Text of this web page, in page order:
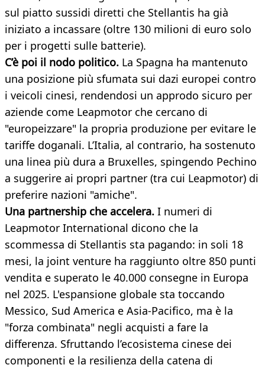
sul piatto sussidi diretti che Stellantis ha già
iniziato a incassare (oltre 130 milioni di euro solo
per i progetti sulle batterie).
C’è poi il nodo politico. La Spagna ha mantenuto
una posizione più sfumata sui dazi europei contro
i veicoli cinesi, rendendosi un approdo sicuro per
aziende come Leapmotor che cercano di
"europeizzare" la propria produzione per evitare le
tariffe doganali. L’Italia, al contrario, ha sostenuto
una linea più dura a Bruxelles, spingendo Pechino
a suggerire ai propri partner (tra cui Leapmotor) di
preferire nazioni "amiche".
Una partnership che accelera. I numeri di
Leapmotor International dicono che la
scommessa di Stellantis sta pagando: in soli 18
mesi, la joint venture ha raggiunto oltre 850 punti
vendita e superato le 40.000 consegne in Europa
nel 2025. L'espansione globale sta toccando
Messico, Sud America e Asia-Pacifico, ma è la
"forza combinata" negli acquisti a fare la
differenza. Sfruttando l’ecosistema cinese dei
componenti e la resilienza della catena di